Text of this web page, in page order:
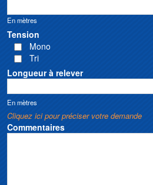
En mètres
Tension
Mono
Tri
Longueur à relever
En mètres
Cliquez ici pour préciser votre demande
Commentaires